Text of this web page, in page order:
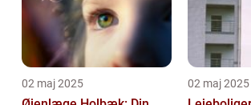
02 maj 2025 02 maj 2025